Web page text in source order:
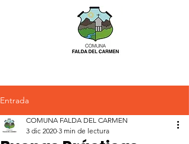
Entrada
COMUNA FALDA DEL CARMEN
3 dic 2020 3 min de lectura